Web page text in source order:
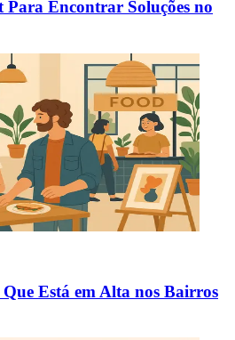
Para Encontrar Soluções no
Está em Alta nos Bairros